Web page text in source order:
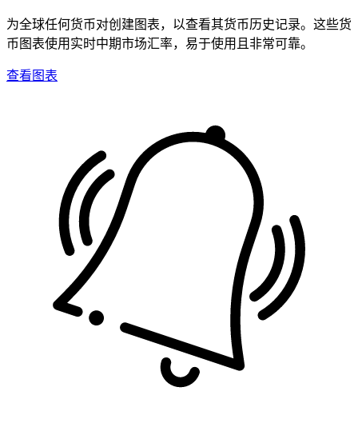
为全球任何货币对创建图表，以查看其货币历史记录。这些货
币图表使用实时中期市场汇率，易于使用且非常可靠。
查看图表